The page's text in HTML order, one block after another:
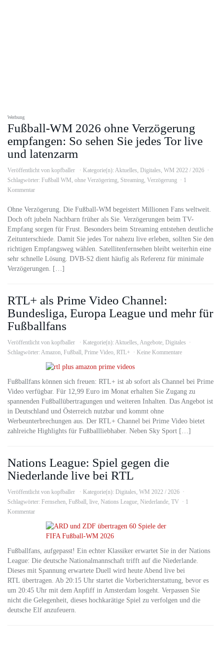
Werbung
Fußball-WM 2026 ohne Verzögerung
empfangen: So sehen Sie jedes Tor live
und latenzarm
Veröffentlicht von kopfballer Kategorie(n): Aktuelles, Digitales, WM 2022 / 2026
Schlagwörter: Fußball WM, ohne Verzögerimg, Streaming, Verzögerung
1
Kommentar
Ohne Verzögerung. Die Fußball-WM begeistert Millionen Fans weltweit.
Doch oft jubeln Nachbarn früher als Sie. Verzögerungen beim TV-
Empfang sorgen für Frust. Besonders beim Streaming entstehen deutliche
Zeitunterschiede. Damit Sie jedes Tor nahezu live erleben, sollten Sie den
richtigen Empfangsweg wählen. Satellitenfernsehen bleibt weiterhin eine
sehr schnelle Lösung. DVB-S2 dient häufig als Referenz für minimale
Verzögerungen. […]
RTL+ als Prime Video Channel:
Bundesliga, Europa League und mehr für
Fußballfans
Veröffentlicht von kopfballer Kategorie(n): Aktuelles, Angebote, Digitales
Schlagwörter: Amazon, Fußball, Prime Video, RTL+ Keine Kommentare
Fußballfans können sich freuen: RTL+ ist ab sofort als Channel bei Prime
Video verfügbar. Für 12,99 Euro im Monat erhalten Sie Zugang zu
spannenden Fußballübertragungen und weiteren Inhalten. Das Angebot ist
in Deutschland und Österreich nutzbar und kommt ohne
Werbeunterbrechungen aus. Der RTL+ Channel bei Prime Video bietet
zahlreiche Highlights für Fußballliebhaber. Neben Sky Sport […]
Nations League: Spiel gegen die
Niederlande live bei RTL
Veröffentlicht von kopfballer Kategorie(n): Digitales, WM 2022 / 2026
Schlagwörter: Fernsehen, Fußball, live, Nations League, Niederlande, TV
1
Kommentar
Fußballfans, aufgepasst! Ein echter Klassiker erwartet Sie in der Nations
League: Die deutsche Nationalmannschaft trifft auf die Niederlande.
Dieses mit Spannung erwartete Duell wird heute Abend live bei
RTL übertragen. Ab 20:15 Uhr startet die Vorberichterstattung, bevor es
um 20:45 Uhr mit dem Anpfiff in Amsterdam losgeht. Verpassen Sie
nicht die Gelegenheit, dieses hochkarätige Spiel zu verfolgen und die
deutsche Elf anzufeuern.